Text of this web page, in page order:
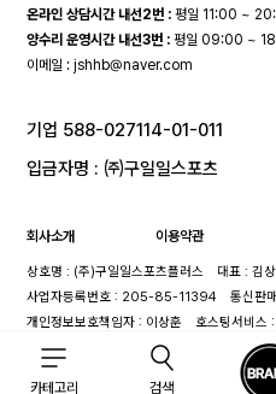
카테고리 검색
온라인 상담시간 내선2번 : 평일 11:00 ~
양수리 운영시간 내선3번 : 평일 09:00 ~
이메일 :jshhb@naver.com
기업 588-027114-01-011
입금자명 : ㈜구일일스포츠
회사소개 이용약관
상호명 : (주)구일일스포츠플러스 대표 : 김
사업자등록번호 : 205-85-11394
통신판
개인정보보호책임자 : 이상훈
호스팅서비스